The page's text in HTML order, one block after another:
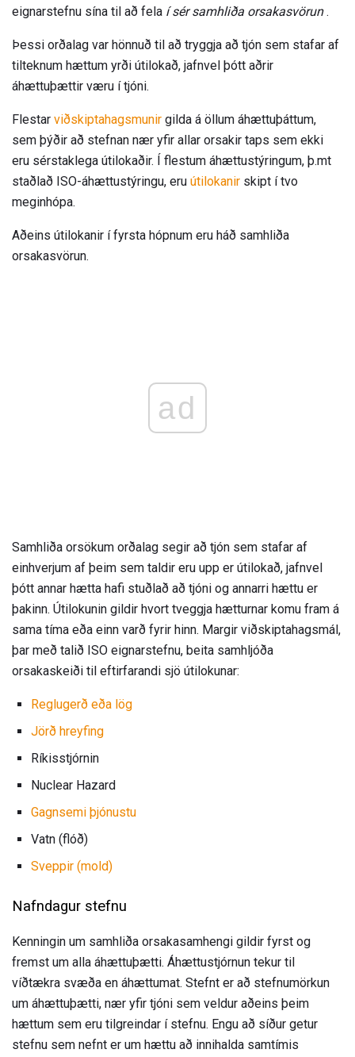
eignarstefnu sína til að fela í sér samhliða orsakasvörun.
Þessi orðalag var hönnuð til að tryggja að tjón sem stafar af
tilteknum hættum yrði útilokað, jafnvel þótt aðrir
áhættuþættir væru í tjóni.
Flestar viðskiptahagsmunir gilda á öllum áhættuþáttum,
sem þýðir að stefnan nær yfir allar orsakir taps sem ekki
eru sérstaklega útilokaðir. Í flestum áhættustýringum, þ.mt
staðlað ISO-áhættustýringu, eru útilokanir skipt í tvo
meginhópa.
Aðeins útilokanir í fyrsta hópnum eru háð samhliða
orsakasvörun.
ad
Samhliða orsökum orðalag segir að tjón sem stafar af
einhverjum af þeim sem taldir eru upp er útilokað, jafnvel
þótt annar hætta hafi stuðlað að tjóni og annarri hættu er
þakinn. Útilokunin gildir hvort tveggja hætturnar komu fram á
sama tíma eða einn varð fyrir hinn. Margir viðskiptahagsmál,
þar með talið ISO eignarstefnu, beita samhljóða
orsakaskeiði til eftirfarandi sjö útilokunar:
Reglugerð eða lög
Jörð hreyfing
Ríkisstjórnin
Nuclear Hazard
Gagnsemi þjónustu
Vatn (flóð)
Sveppir (mold)
Nafndagur stefnu
Kenningin um samhliða orsakasamhengi gildir fyrst og
fremst um alla áhættuþætti. Áhættustjórnun tekur til
víðtækra svæða en áhættumat. Stefnt er að stefnumörkun
um áhættuþætti, nær yfir tjóni sem veldur aðeins þeim
hættum sem eru tilgreindar í stefnu. Engu að síður getur
stefnu sem nefnt er um hættu að innihalda samtímis